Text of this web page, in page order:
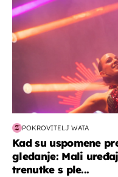
POKROVITELJ WATA
Kad su uspomene
gledanje: Mali
trenutke s ple...